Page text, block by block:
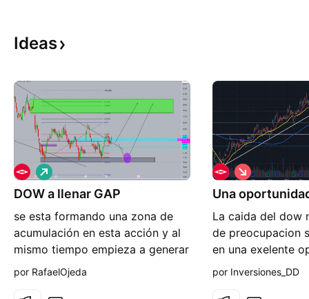
Ideas
DOW a llenar GAP
se esta formando una zona de
acumulación en esta acción y al
mismo tiempo empieza a generar
una estructura alcista. Lo cual
L
a
r
o
por RafaelOjeda
Una
La caida del dow
de preocupacion
en una exelente
entrada,
C
o
r
o
por Inversiones_DD